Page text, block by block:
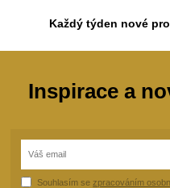
Každý týden nové
Inspirace a
Souhlasím se zpracováním